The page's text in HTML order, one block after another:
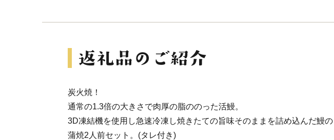
炭火焼！
通常の1.3倍の大きさで肉厚の脂ののった活鰻。
3D凍結機を使用し急速冷凍し焼きたての旨味そのままを詰め込んだ鰻の
蒲焼2人前セット。(タレ付き)